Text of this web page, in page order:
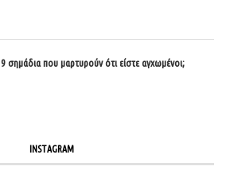
9 σημάδια που μαρτυρούν ότι είστε αγχωμένοι;
INSTAGRAM